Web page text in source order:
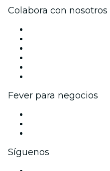
Colabora con nosotros
Fever para negocios
Síguenos